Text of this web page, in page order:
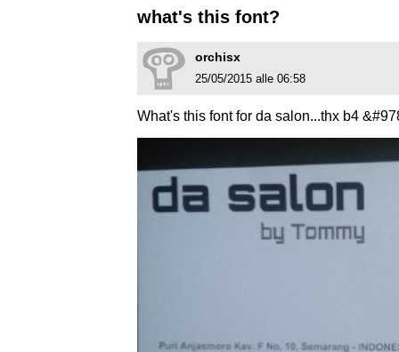
what's this font?
orchisx
25/05/2015 alle 06:58
What's this font for da salon...thx b4